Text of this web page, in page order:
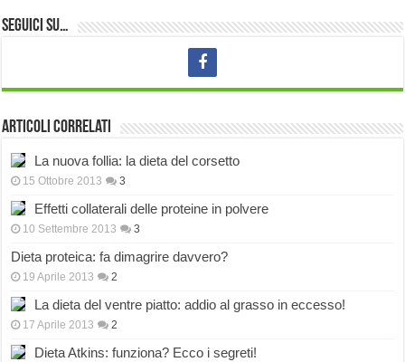
Seguici su…
Articoli correlati
La nuova follia: la dieta del corsetto
15 Ottobre 2013 3
Effetti collaterali delle proteine in polvere
10 Settembre 2013 3
Dieta proteica: fa dimagrire davvero?
19 Aprile 2013 2
La dieta del ventre piatto: addio al grasso in eccesso!
17 Aprile 2013 2
Dieta Atkins: funziona? Ecco i segreti!